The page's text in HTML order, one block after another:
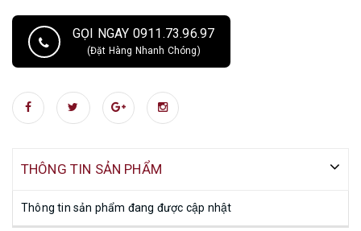
GỌI NGAY 0911.73.96.97
(Đặt Hàng Nhanh Chóng)
THÔNG TIN SẢN PHẨM
Thông tin sản phẩm đang được cập nhật